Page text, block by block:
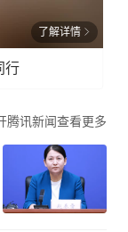
了解详情
行
腾讯新闻查看更多